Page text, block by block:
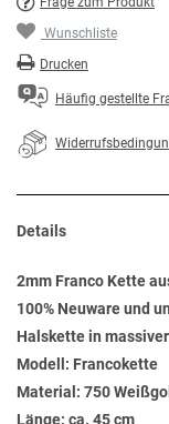
Wunschliste
Drucken
Häufig gestellte
Details
2mm Franco Kette
100% Neuware und
Halskette in
Modell: Francokette
Material: 750
Länge: ca. 45 cm